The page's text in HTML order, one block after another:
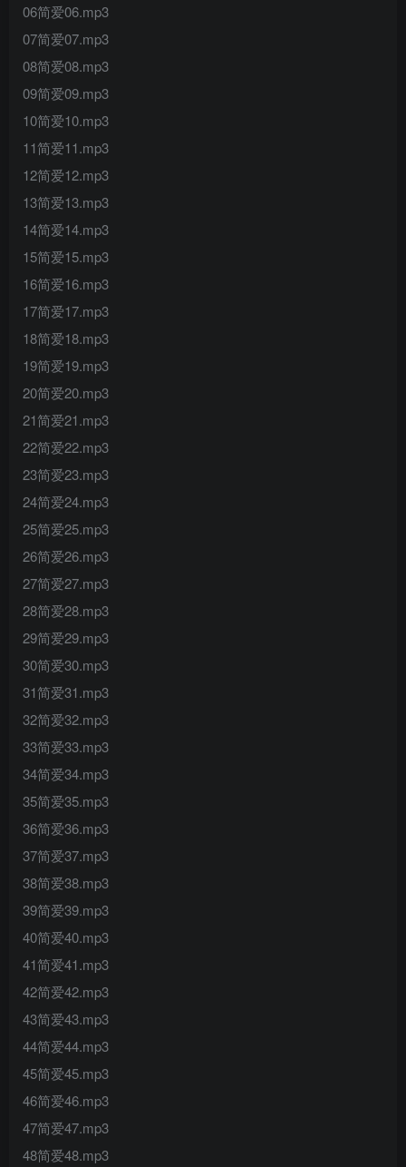
06简爱06.mp3
07简爱07.mp3
08简爱08.mp3
09简爱09.mp3
10简爱10.mp3
11简爱11.mp3
12简爱12.mp3
13简爱13.mp3
14简爱14.mp3
15简爱15.mp3
16简爱16.mp3
17简爱17.mp3
18简爱18.mp3
19简爱19.mp3
20简爱20.mp3
21简爱21.mp3
22简爱22.mp3
23简爱23.mp3
24简爱24.mp3
25简爱25.mp3
26简爱26.mp3
27简爱27.mp3
28简爱28.mp3
29简爱29.mp3
30简爱30.mp3
31简爱31.mp3
32简爱32.mp3
33简爱33.mp3
34简爱34.mp3
35简爱35.mp3
36简爱36.mp3
37简爱37.mp3
38简爱38.mp3
39简爱39.mp3
40简爱40.mp3
41简爱41.mp3
42简爱42.mp3
43简爱43.mp3
44简爱44.mp3
45简爱45.mp3
46简爱46.mp3
47简爱47.mp3
48简爱48.mp3